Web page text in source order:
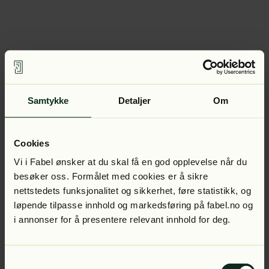
Samtykke Detaljer Om
Cookies
Vi i Fabel ønsker at du skal få en god opplevelse når du
besøker oss. Formålet med cookies er å sikre
nettstedets funksjonalitet og sikkerhet, føre statistikk, og
løpende tilpasse innhold og markedsføring på fabel.no og
i annonser for å presentere relevant innhold for deg.